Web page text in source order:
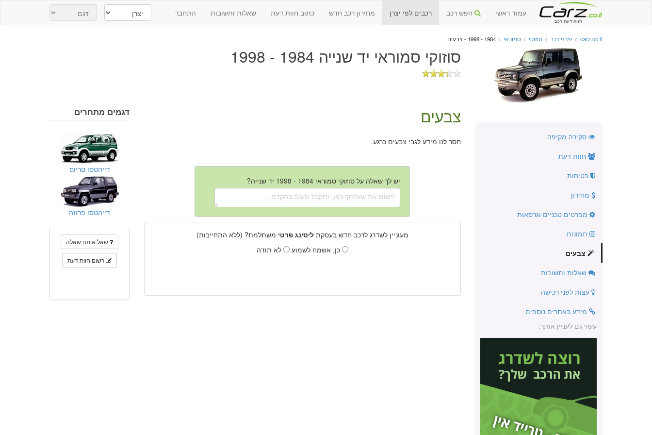
חוות דעת רכב
עמוד ראשי חפש רכב רכבים לפי יצרן מחירון רכב חדש כתוב חוות דעת שאלות ותשובות התחבר
carz.co.il
> יצרני רכב > סוזוקי > סמוראי > 1984 - 1998 - צבעים
סוזוקי סמוראי יד שנייה 1984 - 1998
סקירה מקיפה
חוות דעת
בטיחות
מחירון
מפרטים טכניים וגרסאות
תמונות
צבעים
שאלות ותשובות
עצות לפני רכישה
מידע באתרים נוספים
עשוי גם לעניין אותך:
צבעים
חסר לנו מידע לגבי צבעים כרגע.
יש לך שאלה על סוזוקי סמוראי 1984 - 1998 יד שנייה?
מעוניין לשדרג לרכב חדש בעסקתליסינג פרטי משתלמת? (ללא התחייבות)
כן, אשמח לשמוע
לא תודה
דגמים מתחרים
דייהטסו טריוס
דייהטסו פרוזה
שאל אותנו שאלה
רשום חוות דעת